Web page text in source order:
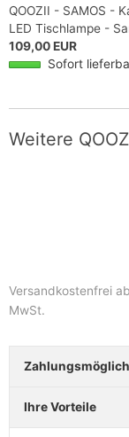
QOOZII - SAMOS -
LED Tischlampe -
109,00 EUR
Sofort
Weitere
Versandkostenfrei
MwSt.
Ihre Vorteile